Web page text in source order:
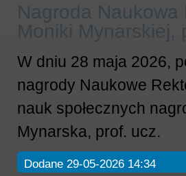
Nagroda
Moniki Mynarskiej,
W dniu 28 maja 2026,
nagrody Naukowe
nauk społecznych
Mynarska, prof. ucz.
Dodane 29-05-2026 14:34